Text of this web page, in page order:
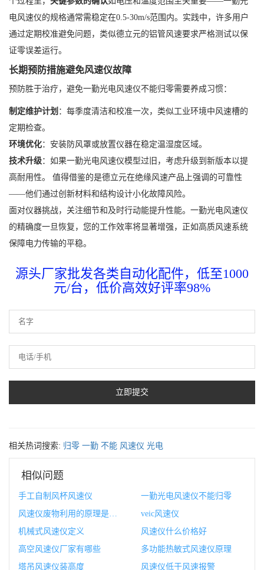
电风速仪的规格通常需稳定在0.5-30m/s范围内。实践中，许多用户
通过定期校准避免问题，类似德立元的铝管风速要求严格测试以保
证零误差运行。
长期预防措施避免风速仪故障
预防胜于治疗，避免一勤光电风速仪不能归零需要养成习惯：
制定维护计划 ：每季度清洁和校准一次，类似工业环境中风速槽的
定期检查。
环境优化：安装防风罩或放置仪器在稳定温湿度区域。
技术升级：如果一勤光电风速仪模型过旧，考虑升级到新版本以提
高耐用性。 值得借鉴的是德立元在绝缘风速产品上强调的可靠性
——他们通过创新材料和结构设计小化故障风险。
面对仪器挑战，关注细节和及时行动能提升性能。一勤光电风速仪
的精确度一旦恢复，您的工作效率将显著增强，正如高质风速系统
保障电力传输的平稳。
源头厂家批发各类自动化配件，低至1000
元/台，低价高效好评率98%
相关热词搜索: 归零 一勤 不能 风速仪 光电
相似问题
手工自制风杯风速仪
一勤光电风速仪不能归零
veic风速仪
机械式风速仪定义
风速仪什么价格好
高空风速仪厂家有哪些
多功能热敏式风速仪原理
塔吊风速仪装高度
风速仪低于风速报警